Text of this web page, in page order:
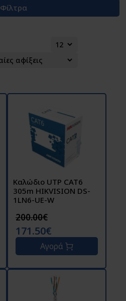
Φίλτρα
Καλώδιο UTP CAT6
305m HIKVISION DS-
1LN6-UE-W
200.00€
171.50€
Αγορά